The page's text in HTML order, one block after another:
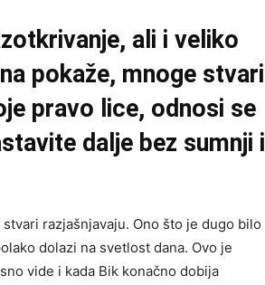
ali i veliko
pokaže, mnoge stvari
pravo lice, odnosi se
dalje bez sumnji i
razjašnjavaju. Ono što je dugo bilo
dolazi na svetlost dana. Ovo je
vide i kada Bik konačno dobija